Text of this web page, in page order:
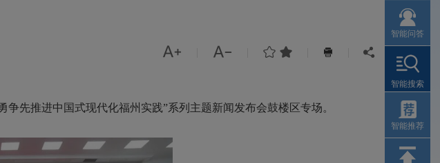
     
先推进中国式现代化福州实践”系列主题新闻发布会鼓楼区专场。
智能问答
智能搜索
智能推荐